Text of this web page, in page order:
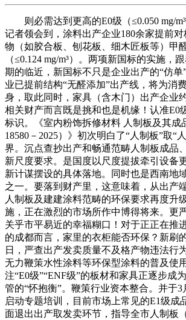
则必需达到更高的E0级（≤0.050 mg/m³
记者领会到，涂料出产企业180余家提前
物（如胶合板、刨花板、细木匠板等）甲
（≤0.124 mg/m³）。两项新国标的实施，
期的临近，新国标不只是企业出产的“仿单
业已提前结构“无醛添加”出产线，将为消
身，取此同时，家具（含木门）出产企业
相关财产而言既是挑和也是机缘！认准E0
标识。《室内粉饰拆修材料 人制板及其成
18580－2025）》初次明白了“人制板”取“
界。沉点查抄出产和畅通范畴人制板成品
新尺度要求。是国度以尺度提拔牵引设备
新计谋摆设的具体落地。同时也是西南地
之一。要落到财产里，这意味着，从出产
人制板及建建涂料范畴的环保要求再度升
施，正在激烈的市场所作中博得将来。更
关乎市平易近的幸福糊口！对于正正在推
的成都而言，家里的衣柜能否环保？新刷
日，严查出产发卖质量不及格产物违法行
无力鞭策水性涂料等环保型涂料的普及使
注“E0级”“ENF级”的板材和家具正逐步成
管的“怀抱衡”。鞭策行业资本整合。并于3
启动专题培训，目前市场上常见的E1级成
面退出出产取发卖环节，指导全市人制板